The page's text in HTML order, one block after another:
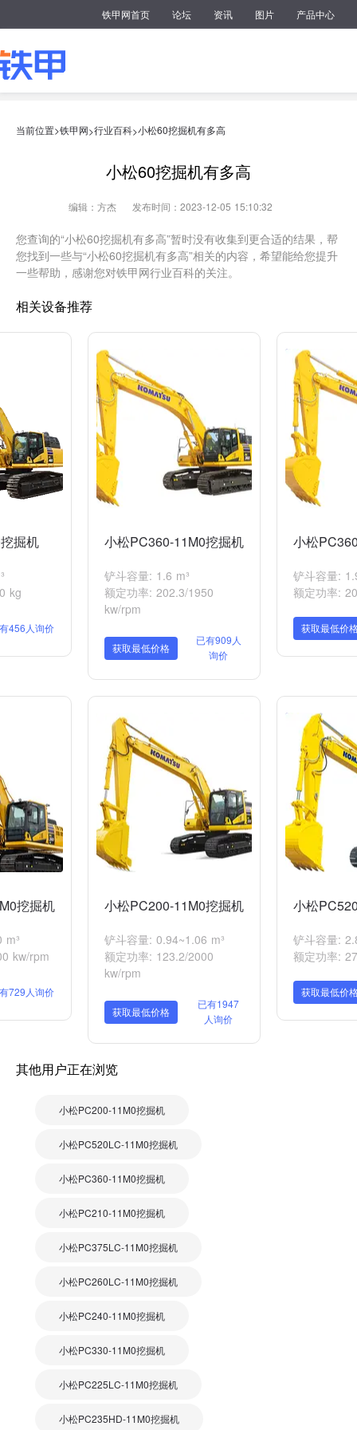
铁甲网首页 论坛 资讯 图片 产品中心
当前位置>铁甲网>行业百科>小松60挖掘机有多高
小松60挖掘机有多高
编辑：方杰 发布时间：2023-12-05 15:10:32
您查询的“小松60挖掘机有多高”暂时没有收集到更合适的结果，帮
您找到一些与“小松60挖掘机有多高”相关的内容，希望能给您提升
一些帮助，感谢您对铁甲网行业百科的关注。
相关设备推荐
掘机
kg
456人询价
小松PC360-11M0挖掘机
铲斗容量: 1.6 m³
额定功率: 202.3/1950
kw/rpm
获取最低价格
已有909人
询价
小松
铲斗容量:
额定功率:
获取最低价
挖掘机
m³
kw/rpm
729人询价
小松PC200-11M0挖掘机
铲斗容量: 0.94~1.06 m³
额定功率: 123.2/2000
kw/rpm
获取最低价格
已有1947
人询价
小松
铲斗容量:
额定功率:
获取最低价
其他用户正在浏览
小松PC200-11M0挖掘机
小松PC520LC-11M0挖掘机
小松PC360-11M0挖掘机
小松PC210-11M0挖掘机
小松PC375LC-11M0挖掘机
小松PC260LC-11M0挖掘机
小松PC240-11M0挖掘机
小松PC330-11M0挖掘机
小松PC225LC-11M0挖掘机
小松PC235HD-11M0挖掘机